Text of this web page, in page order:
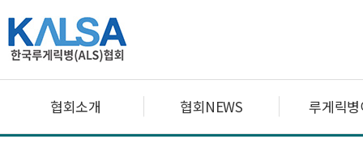
협회소개 협회NEWS 루게릭